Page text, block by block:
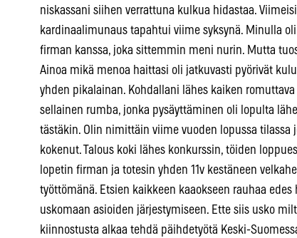
niskassani siihen verrattuna kulkua hidastaa.
kardinaalimunaus tapahtui viime syksynä. Minulla
firman kanssa, joka sittemmin meni nurin. Mutta
Ainoa mikä menoa haittasi oli jatkuvasti pyörivät
yhden pikalainan. Kohdallani lähes kaiken
sellainen rumba, jonka pysäyttäminen oli lopulta
tästäkin. Olin nimittäin viime vuoden lopussa
kokenut. Talous koki lähes konkurssin, töiden
lopetin firman ja totesin yhden 11v kestäneen
työttömänä. Etsien kaikkeen kaaokseen rauhaa
uskomaan asioiden järjestymiseen. Ette siis usko
kiinnostusta alkaa tehdä päihdetyötä Keski-